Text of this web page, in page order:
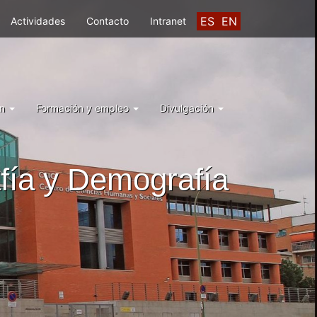
ES EN
Actividades Contacto Intranet
Formación y empleo Divulgación
y Demografía